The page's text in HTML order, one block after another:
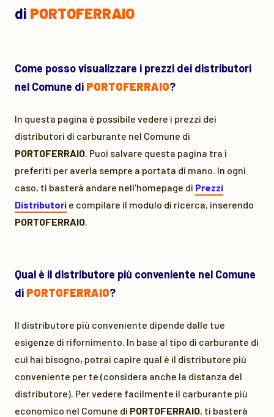
di PORTOFERRAIO
Come posso visualizzare i prezzi dei distributori
nel Comune di PORTOFERRAIO?
In questa pagina è possibile vedere i prezzi dei
distributori di carburante nel Comune di
PORTOFERRAIO. Puoi salvare questa pagina tra i
preferiti per averla sempre a portata di mano. In ogni
caso, ti basterà andare nell'homepage di Prezzi
Distributori e compilare il modulo di ricerca, inserendo
PORTOFERRAIO.
Qual è il distributore più conveniente nel Comune
di PORTOFERRAIO?
Il distributore più conveniente dipende dalle tue
esigenze di rifornimento. In base al tipo di carburante di
cui hai bisogno, potrai capire qual è il distributore più
conveniente per te (considera anche la distanza del
distributore). Per vedere facilmente il carburante più
economico nel Comune di PORTOFERRAIO, ti basterà